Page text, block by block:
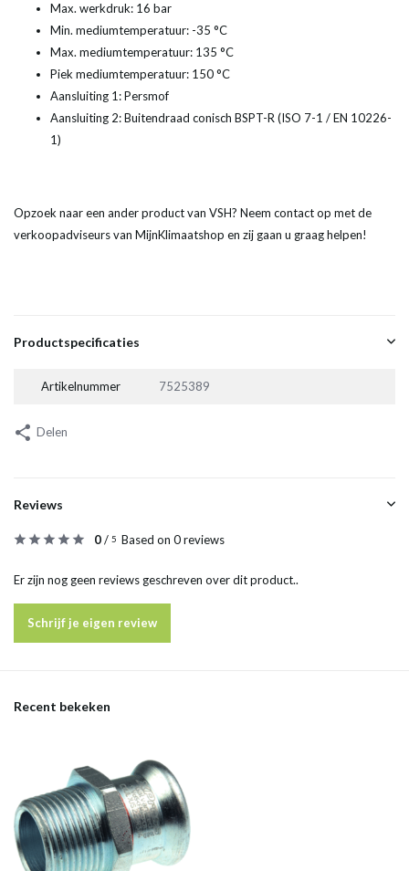
Max. werkdruk: 16 bar
Min. mediumtemperatuur: -35 °C
Max. mediumtemperatuur: 135 °C
Piek mediumtemperatuur: 150 °C
Aansluiting 1: Persmof
Aansluiting 2: Buitendraad conisch BSPT-R (ISO 7-1 / EN 10226-
1)
Opzoek naar een ander product van VSH? Neem contact op met de
verkoopadviseurs van MijnKlimaatshop en zij gaan u graag helpen!
Productspecificaties
Artikelnummer 7525389
Delen
Reviews
0/ 5 Based on 0 reviews
Er zijn nog geen reviews geschreven over dit product..
Schrijf je eigen review
Recent bekeken